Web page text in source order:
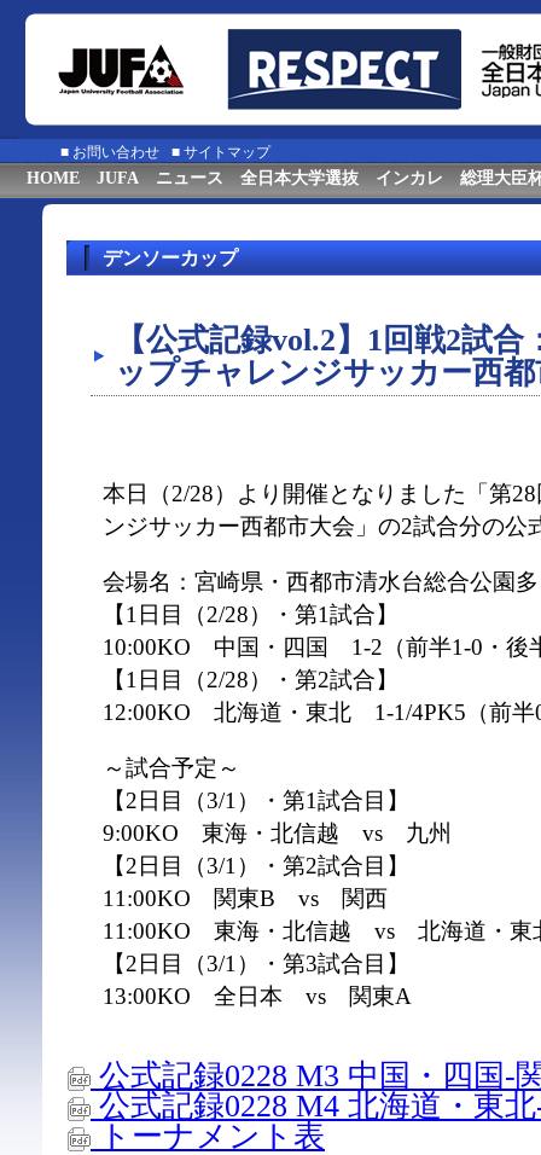
■ お問い合わせ ■ サイトマップ
HOME JUFA ニュース 全日本大学選抜 インカレ 総理大臣
デンソーカップ
【公式記録vol.2】1回戦2試
ップチャレンジサッカー西
本日（2/28）より開催となりました「第
ンジサッカー西都市大会」の2試合分の公
会場名：宮崎県・西都市清水台総合公園
【1日目（2/28）・第1試合】
10:00KO 中国・四国 1-2（前半1-0・後
【1日目（2/28）・第2試合】
12:00KO 北海道・東北 1-1/4PK5（前
～試合予定～
【2日目（3/1）・第1試合目】
9:00KO 東海・北信越 vs 九州
【2日目（3/1）・第2試合目】
11:00KO 関東B vs 関西
11:00KO 東海・北信越 vs 北海道・東
【2日目（3/1）・第3試合目】
13:00KO 全日本 vs 関東A
公式記録0228 M3 中国・四国-
公式記録0228 M4 北海道・東
トーナメント表